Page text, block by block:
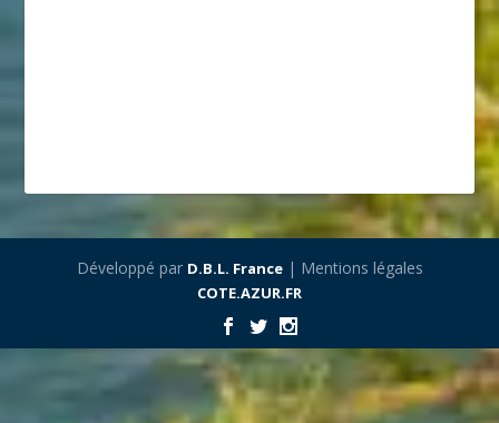
Développé par D.B.L. France| Mentions légales
COTE.AZUR.FR